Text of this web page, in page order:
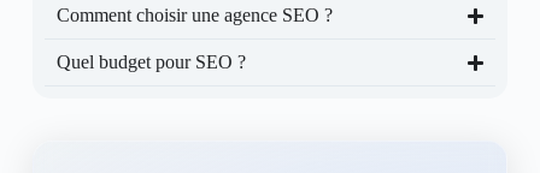
Comment choisir une agence SEO ?
Quel budget pour SEO ?